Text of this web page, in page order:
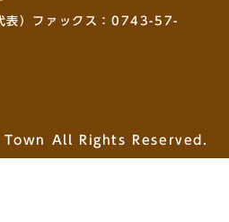
表）ファックス：0743-57-
All Rights Reserved.